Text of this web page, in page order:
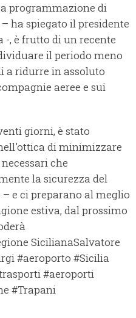
programmazione di
ha spiegato il presidente
-, è frutto di un recente
il periodo meno
a ridurre in assoluto
aeree e sui
giorni, è stato
di minimizzare
che
la sicurezza del
e ci preparano al meglio
estiva, dal prossimo
SicilianaSalvatore
#aeroporto #Sicilia
#aeroporti
#Trapani